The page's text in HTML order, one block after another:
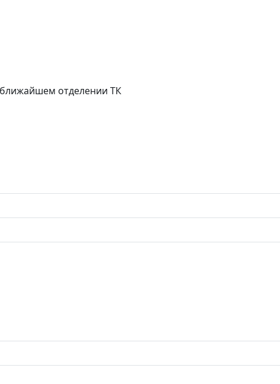
ближайшем отделении ТК